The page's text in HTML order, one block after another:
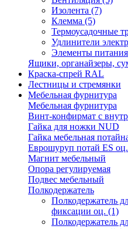
Изолента (7)
Клемма (5)
Термоусадочные
Удлинители
Элементы питания
Ящики, органайзеры,
Краска-спрей RAL
Лестницы и стремянки
Мебельная фурнитура
Мебельная фурнитура
Винт-конфирмат с
Гайка для ножки NUD
Гайка мебельная
Еврошуруп потай ES
Магнит мебельный
Опора регулируемая
Подвес мебельный
Полкодержатель
Полкодержатель
фиксации оц. (1)
Полкодержатель